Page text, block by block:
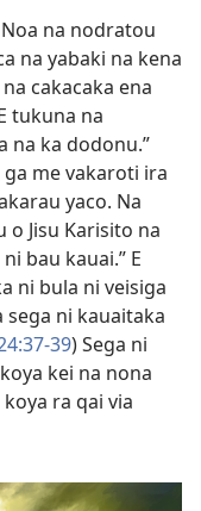
na nodratou
na yabaki na kena
cakacaka ena
tukuna na
na ka dodonu.”
me vakaroti ira
yaco. Na
o Jisu Karisito na
bau kauai.” E
ni bula ni veisiga
ni kauaitaka
39) Sega ni
kei na nona
ra qai via